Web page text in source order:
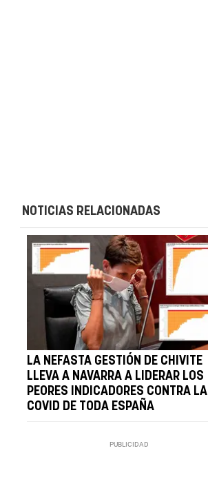
NOTICIAS RELACIONADAS
LA NEFASTA GESTIÓN DE CHIVITE
LLEVA A NAVARRA A LIDERAR LOS
PEORES INDICADORES CONTRA LA
COVID DE TODA ESPAÑA